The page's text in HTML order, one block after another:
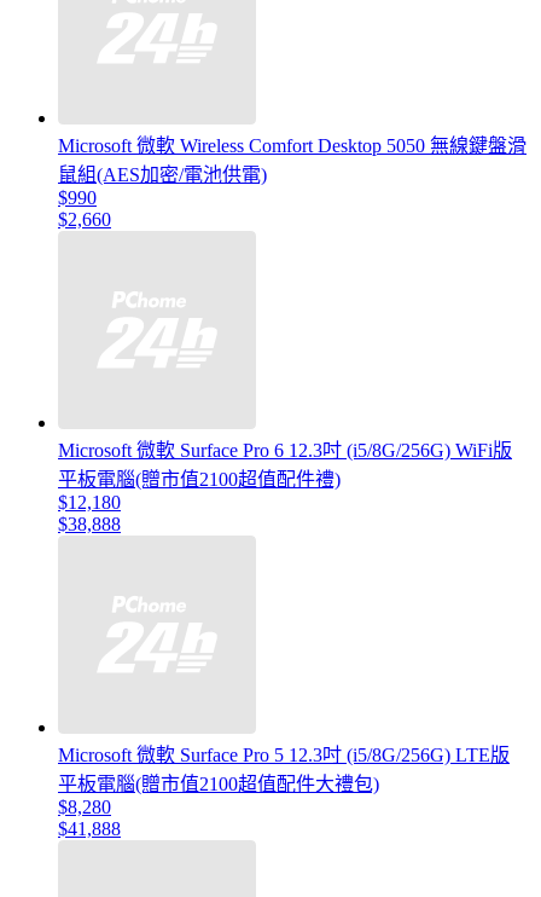
Microsoft 微軟 Wireless Comfort Desktop 5050 無線鍵盤滑
鼠組(AES加密/電池供電)
$990
$2,660
Microsoft 微軟 Surface Pro 6 12.3吋 (i5/8G/256G) WiFi版
平板電腦(贈市值2100超值配件禮)
$12,180
$38,888
Microsoft 微軟 Surface Pro 5 12.3吋 (i5/8G/256G) LTE版
平板電腦(贈市值2100超值配件大禮包)
$8,280
$41,888